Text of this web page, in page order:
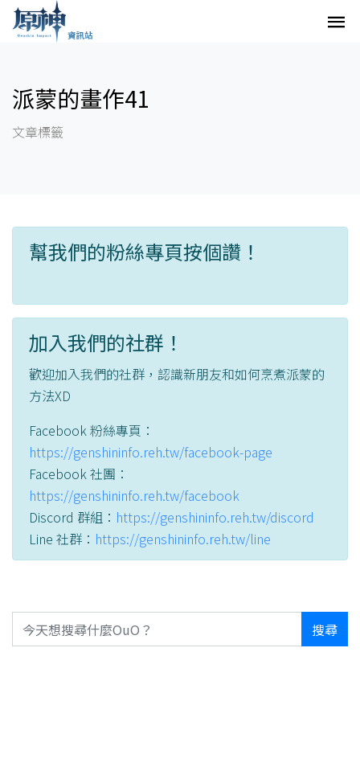
派蒙的畫作41
文章標籤
幫我們的粉絲專頁按個讚！
加入我們的社群！
歡迎加入我們的社群，認識新朋友和如何烹煮派蒙的
方法XD
Facebook 粉絲專頁：
https://genshininfo.reh.tw/facebook-page
Facebook 社團：
https://genshininfo.reh.tw/facebook
Discord 群組： https://genshininfo.reh.tw/discord
Line 社群： https://genshininfo.reh.tw/line
搜尋